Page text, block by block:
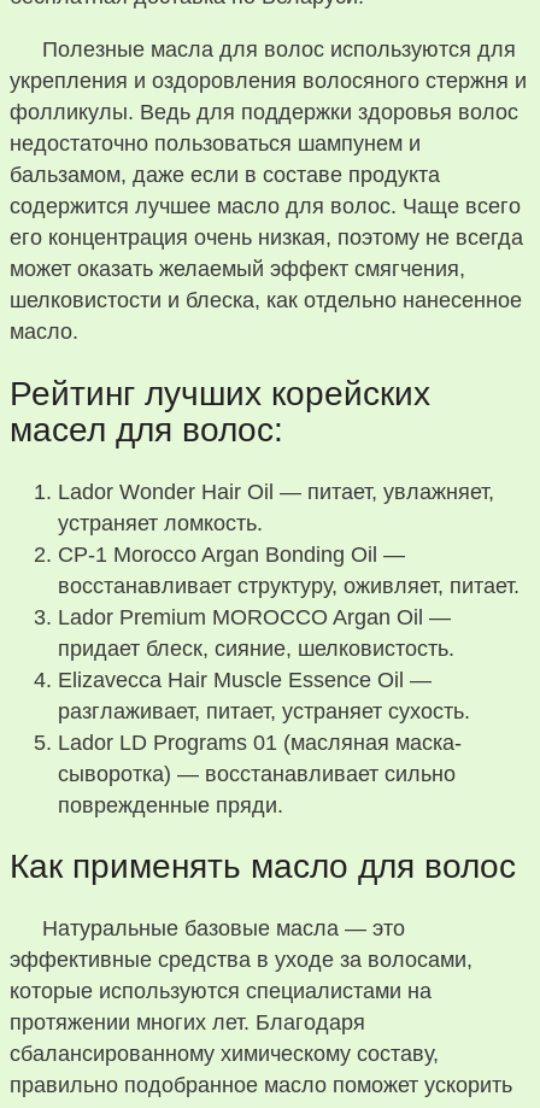
Полезные масла для волос используются для
укрепления и оздоровления волосяного стержня и
фолликулы. Ведь для поддержки здоровья волос
недостаточно пользоваться шампунем и
бальзамом, даже если в составе продукта
содержится лучшее масло для волос. Чаще всего
его концентрация очень низкая, поэтому не всегда
может оказать желаемый эффект смягчения,
шелковистости и блеска, как отдельно нанесенное
масло.
Рейтинг лучших корейских
масел для волос:
Lador Wonder Hair Oil — питает, увлажняет,
устраняет ломкость.
CP-1 Morocco Argan Bonding Oil —
восстанавливает структуру, оживляет, питает.
Lador Premium MOROCCO Argan Oil —
придает блеск, сияние, шелковистость.
Elizavecca Hair Muscle Essence Oil —
разглаживает, питает, устраняет сухость.
Lador LD Programs 01 (масляная маска-
сыворотка) — восстанавливает сильно
поврежденные пряди.
Как применять масло для волос
Натуральные базовые масла — это
эффективные средства в уходе за волосами,
которые используются специалистами на
протяжении многих лет. Благодаря
сбалансированному химическому составу,
правильно подобранное масло поможет ускорить